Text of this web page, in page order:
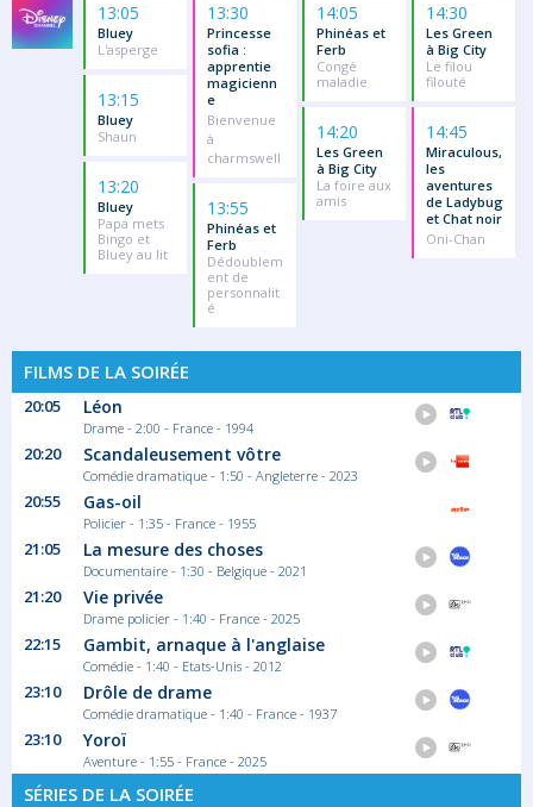
13:05
Bluey
L'asperge
13:15
Bluey
Shaun
13:20
Bluey
Papa mets
Bingo et
Bluey au lit
13:30
Princesse
sofia :
apprentie
magicienn
e
Bienvenue
à
charmswell
13:55
Phinéas et
Ferb
Dédoublem
ent de
personnalit
é
14:05
Phinéas et
Ferb
Congé
maladie
14:20
Les Green
à Big City
La foire aux
amis
14:30
Les Green
à Big City
Le filou
filouté
14:45
Miraculous,
les
aventures
de Ladybug
et Chat noir
Oni-Chan
FILMS DE LA SOIRÉE
20:05 Léon
Drame - 2:00 - France - 1994
20:20 Scandaleusement vôtre
Comédie dramatique - 1:50 - Angleterre - 2023
20:55 Gas-oil
Policier - 1:35 - France - 1955
21:05 La mesure des choses
Documentaire - 1:30 - Belgique - 2021
21:20 Vie privée
Drame policier - 1:40 - France - 2025
22:15 Gambit, arnaque à l'anglaise
Comédie - 1:40 - Etats-Unis - 2012
23:10 Drôle de drame
Comédie dramatique - 1:40 - France - 1937
23:10 Yoroï
Aventure - 1:55 - France - 2025
SÉRIES DE LA SOIRÉE